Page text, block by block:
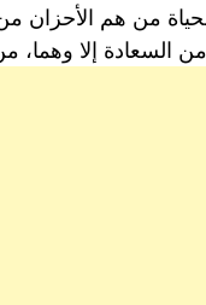
من هم الأحزان
السعادة إلا